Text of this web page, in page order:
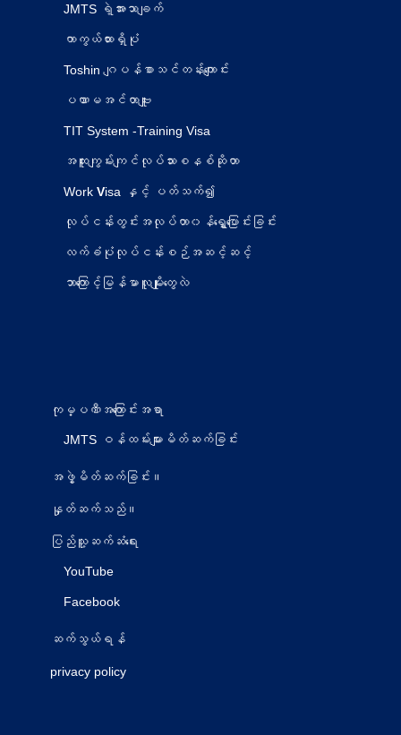
JMTS ရဲ့အားသာချက်
ကာကွယ်ထားရှိပုံ
Toshin ဂျပန်စာသင်တန်းကျောင်း
ပဏာမအင်တာဗျူး
TIT System -Training Visa
အထူးကျွမ်းကျင်လုပ်သားစနစ်ဆိုတာ
Work Visa နှင့် ပတ်သက်၍
လုပ်ငန်းတွင်းအလုပ်တာ၀န်ရွှေ့ပြောင်းခြင်း
လက်ခံပုံလုပ်ငန်းစဉ်အဆင့်ဆင့်
ဘာကြောင့်မြန်မာလူမျိုးတွေလဲ
ကုမ္ပဏီအကြောင်းအရာ
JMTS ဝန်ထမ်းများမိတ်ဆက်ခြင်း
အဖွဲ့မိတ်ဆက်ခြင်း။
နှုတ်ဆက်သည်။
ပြည်သူ့ဆက်ဆံရေး
YouTube
Facebook
ဆက်သွယ်ရန်
privacy policy